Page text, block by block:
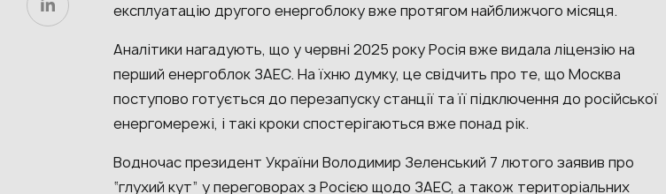
експлуатацію другого енергоблоку вже протягом найближчого місяця.
Аналітики нагадують, що у червні 2025 року Росія вже видала ліцензію на
перший енергоблок ЗАЕС. На їхню думку, це свідчить про те, що Москва
поступово готується до перезапуску станції та її підключення до російської
енергомережі, і такі кроки спостерігаються вже понад рік.
Водночас президент України Володимир Зеленський 7 лютого заявив про
“глухий кут” у переговорах з Росією щодо ЗАЕС, а також територіальних